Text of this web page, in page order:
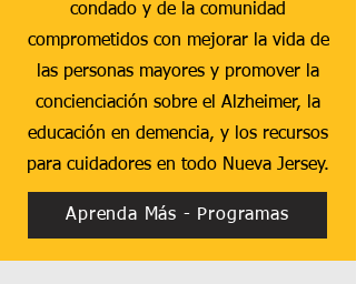
condado y de la comunidad
comprometidos con mejorar la vida de
las personas mayores y promover la
concienciación sobre el Alzheimer, la
educación en demencia, y los recursos
para cuidadores en todo Nueva Jersey.
Aprenda Más - Programas